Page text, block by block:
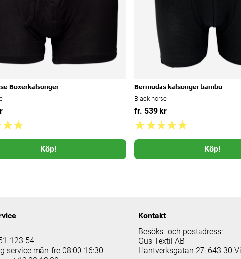
Boxerkalsonger
Köp!
Bermudas kalsonger bambu
Black horse
fr. 539 kr
Köp!
123 54
service mån-fre 08:00-16:30
Kontakt
Besöks- och postadress:
Gus Textil AB
Hantverksgatan 27, 643 30